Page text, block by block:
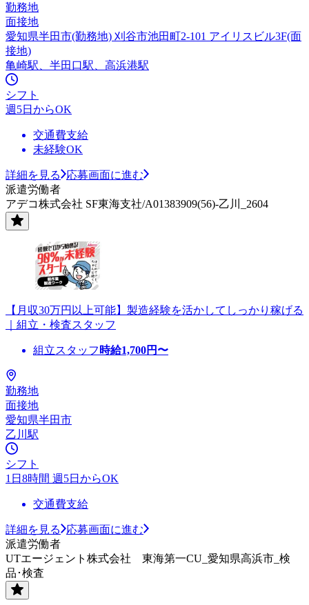
勤務地
面接地
愛知県半田市(勤務地) 刈谷市池田町2-101 アイリスビル3F(面
接地)
亀崎駅、半田口駅、高浜港駅
シフト
週5日からOK
交通費支給
未経験OK
詳細を見る
応募画面に進む
派遣労働者
アデコ株式会社 SF東海支社/A01383909(56)-乙川_2604
【月収30万円以上可能】製造経験を活かしてしっかり稼げる
｜組立・検査スタッフ
組立スタッフ 時給1,700円〜
勤務地
面接地
愛知県半田市
乙川駅
シフト
1日8時間 週5日からOK
交通費支給
詳細を見る
応募画面に進む
派遣労働者
UTエージェント株式会社 東海第一CU_愛知県高浜市_検
品･検査